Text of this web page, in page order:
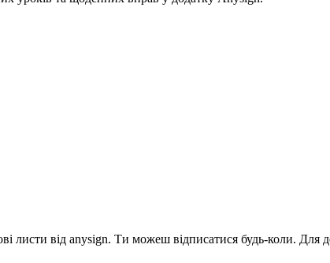
листи від anysign. Ти можеш відписатися будь-коли. Для